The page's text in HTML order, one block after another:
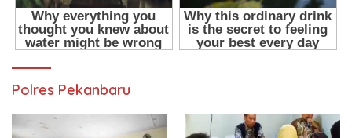
Polres Pekanbaru